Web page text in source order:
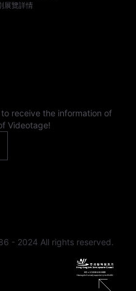
展覽詳情
receive the information of
Videotage!
- 2024 All rights reserved.